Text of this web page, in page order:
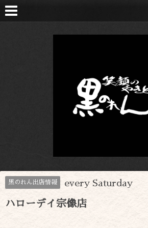
黒のれん出店情報 every Saturday
ハローデイ宗像店